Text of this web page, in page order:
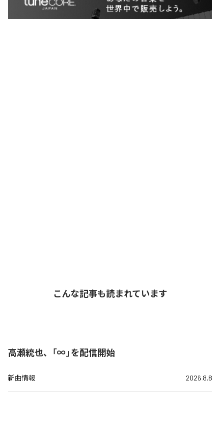
こんな記事も読まれています
高瀬統也、「∞」を配信開始
新曲情報 2026.8.8